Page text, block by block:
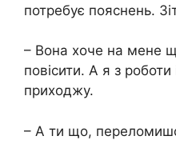
потребує пояснень.
– Вона хоче на мене
повісити. А я з
приходжу.
– А ти що,